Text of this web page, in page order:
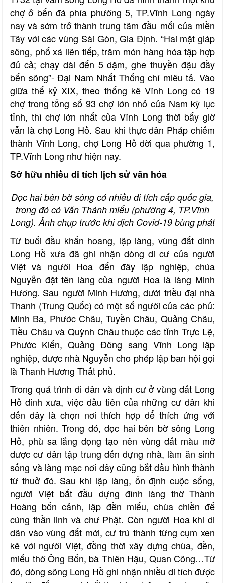
chợ ở bến đá phía phường 5, TP.Vĩnh Long ngày
nay và sớm trở thành trung tâm đầu mối của miền
Tây với các vùng Sài Gòn, Gia Định. “Hai mặt giáp
sông, phố xá liên tiếp, trăm món hàng hóa tập hợp
đủ cả; chạy dài đến 5 dặm, ghe thuyền đậu đầy
bến sông”- Đại Nam Nhất Thống chí miêu tả. Vào
giữa thế kỷ XIX, theo thống kê Vĩnh Long có 19
chợ trong tổng số 93 chợ lớn nhỏ của Nam kỳ lục
tỉnh, thì chợ lớn nhất của Vĩnh Long thời bấy giờ
vẫn là chợ Long Hồ. Sau khi thực dân Pháp chiếm
thành Vĩnh Long, chợ Long Hồ dời qua phường 1,
TP.Vĩnh Long như hiện nay.
Sở hữu nhiều di tích lịch sử văn hóa
Dọc hai bên bờ sông có nhiều di tích cấp quốc gia,
trong đó có Văn Thánh miếu (phường 4, TP.Vĩnh
Long). Ảnh chụp trước khi dịch Covid-19 bùng phát
Từ buổi đầu khẩn hoang, lập làng, vùng đất dinh
Long Hồ xưa đã ghi nhận dòng di cư của người
Việt và người Hoa đến đây lập nghiệp, chúa
Nguyễn đặt tên làng của người Hoa là làng Minh
Hương. Sau người Minh Hương, dưới triều đại nhà
Thanh (Trung Quốc) có một số người của các phủ:
Minh Ba, Phước Châu, Tuyền Châu, Quảng Châu,
Tiều Châu và Quỳnh Châu thuộc các tỉnh Trực Lệ,
Phước Kiến, Quảng Đông sang Vĩnh Long lập
nghiệp, được nhà Nguyễn cho phép lập ban hội gọi
là Thanh Hương Thất phủ.
Trong quá trình di dân và định cư ở vùng đất Long
Hồ dinh xưa, việc đầu tiên của những cư dân khi
đến đây là chọn nơi thích hợp để thích ứng với
thiên nhiên. Trong đó, dọc hai bên bờ sông Long
Hồ, phù sa lắng đọng tạo nên vùng đất màu mỡ
được cư dân tập trung đến dựng nhà, làm ăn sinh
sống và làng mạc nơi đây cũng bắt đầu hình thành
từ thuở đó. Sau khi lập làng, ổn định cuộc sống,
người Việt bắt đầu dựng đình làng thờ Thành
Hoàng bổn cảnh, lập đền miếu, chùa chiền để
cúng thần linh và chư Phật. Còn người Hoa khi di
dân vào vùng đất mới, cư trú thành từng cụm xen
kẽ với người Việt, đồng thời xây dựng chùa, đền,
miếu thờ Ông Bổn, bà Thiên Hậu, Quan Công…Từ
đó, dòng sông Long Hồ ghi nhận nhiều di tích được